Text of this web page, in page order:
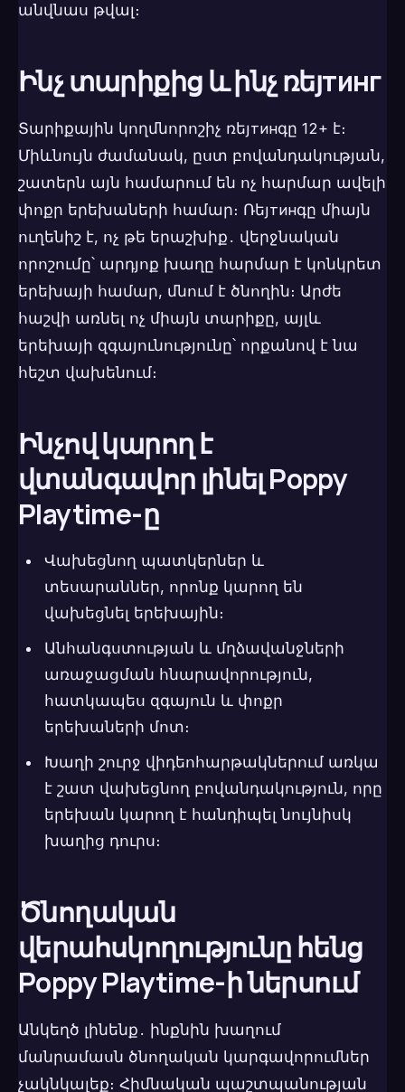
անվնաս թվալ։
Ինչ տարիքից և ինչ ռեյтинг
Տարիքային կողմնորոշիչ ռեյтинգը 12+ է։
Միևնույն ժամանակ, ըստ բովանդակության,
շատերն այն համարում են ոչ հարմար ավելի
փոքր երեխաների համար։ Ռեյтинգը միայն
ուղենիշ է, ոչ թե երաշխիք․ վերջնական
որոշումը՝ արդյոք խաղը հարմար է կոնկրետ
երեխայի համար, մնում է ծնողին։ Արժե
հաշվի առնել ոչ միայն տարիքը, այլև
երեխայի զգայունությունը՝ որքանով է նա
հեշտ վախենում։
Ինչով կարող է
վտանգավոր լինել Poppy
Playtime-ը
Վախեցնող պատկերներ և
տեսարաններ, որոնք կարող են
վախեցնել երեխային։
Անհանգստության և մղձավանջների
առաջացման հնարավորություն,
հատկապես զգայուն և փոքր
երեխաների մոտ։
Խաղի շուրջ վիդեոհարթակներում առկա
է շատ վախեցնող բովանդակություն, որը
երեխան կարող է հանդիպել նույնիսկ
խաղից դուրս։
Ծնողական
վերահսկողությունը հենց
Poppy Playtime-ի ներսում
Անկեղծ լինենք․ ինքնին խաղում
մանրամասն ծնողական կարգավորումներ
չակնկալեք։ Հիմնական պաշտպանության